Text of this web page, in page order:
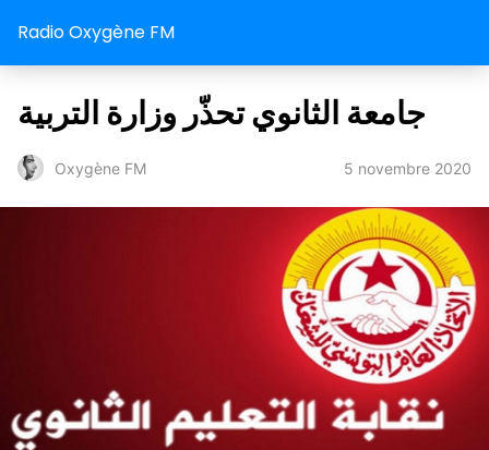
Radio Oxygène FM
جامعة الثانوي تحذّر وزارة التربية
Oxygène FM 5 novembre 2020